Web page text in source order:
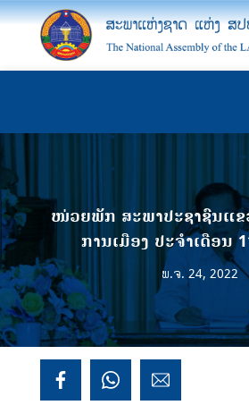
ໜ່ວຍພັກ ສະພາປະຊາຊົນແຂ
ການເມືອງ ປະຈຳເດືອນ
ພ.ຈ. 24, 2022